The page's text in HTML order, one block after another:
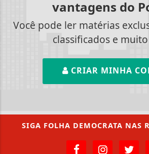
vantagens do
Você pode ler matérias
classificados e
CRIAR MINHA
SIGA FOLHA DEMOCRATA NAS